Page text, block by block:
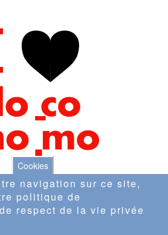
France |
Cookies
navigation sur ce site,
politique de
respect de la vie privée